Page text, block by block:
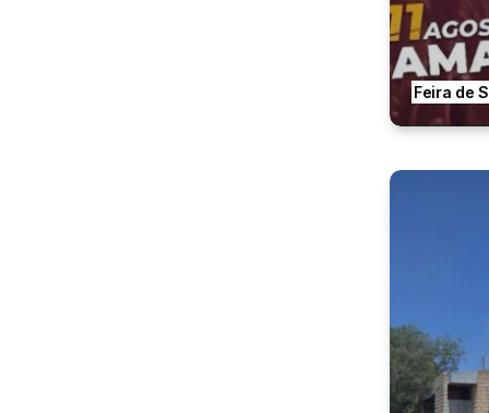
Feira de